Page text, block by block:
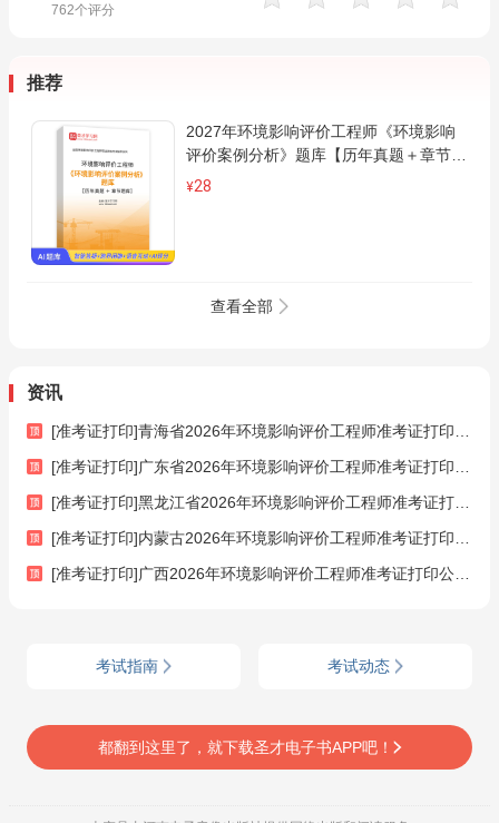
762个评分
推荐
2027年环境影响评价工程师《环境影响
评价案例分析》题库【历年真题＋章节题
库】AI讲解
¥28
查看全部
资讯
考试指南 考试动态
都翻到这里了，就下载圣才电子书APP吧！